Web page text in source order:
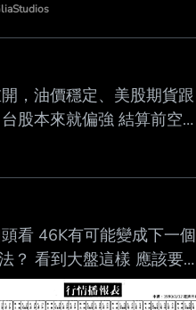
，油價穩定、美股期貨跟
股本來就偏強 結算前空方
覺得太樂觀，有哪些風險
看 46K有可能變成下一個
？ 看到大盤這樣 應該要借